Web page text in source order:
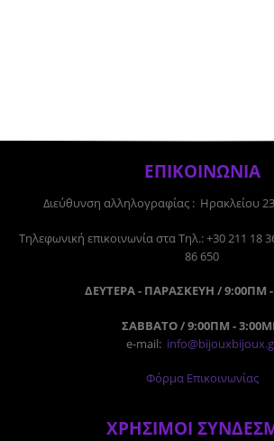
ΕΠΙΚΟΙΝΩΝΙΑ
Διεύθυνση αλληλογραφίας : Ηρακλείου
Tηλεφωνική επικοινωνία στα Τηλ.: +30 211 18
86 650
ΔΕΥΤΕΡΑ - ΠΑΡΑΣΚΕΥΗ / 9:00ΠΜ
ΣΑΒΒΑΤΟ / 9:00ΠΜ -
e-mail:
Φόρμα Επικοινωνίας
ΧΡΗΣΙΜΟΙ